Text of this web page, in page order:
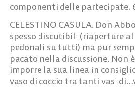
componenti delle partecipate.
CELESTINO CASULA. Don
spesso discutibili (riaperture
pedonali su tutti) ma pur
pacato nella discussione. Non
imporre la sua linea in
vaso di coccio tra tanti vasi